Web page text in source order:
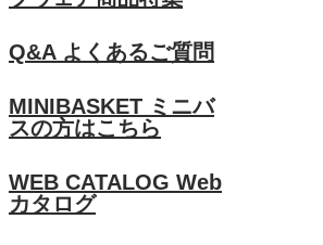
Q&A よくあるご質問
MINIBASKET ミニバ
スの方はこちら
WEB CATALOG Web
カタログ